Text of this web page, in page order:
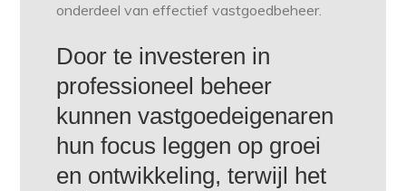
onderdeel van effectief vastgoedbeheer.
Door te investeren in
professioneel beheer
kunnen vastgoedeigenaren
hun focus leggen op groei
en ontwikkeling, terwijl het